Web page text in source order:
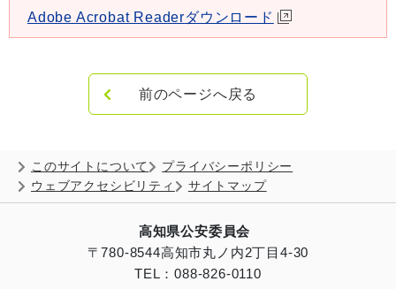
Adobe Acrobat Readerダウンロード
前のページへ戻る
このサイトについて
プライバシーポリシー
ウェブアクセシビリティ
サイトマップ
高知県公安委員会
〒780-8544高知市丸ノ内2丁目4-30
TEL：088-826-0110